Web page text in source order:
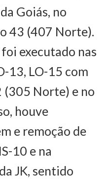
Goiás, no
43 (407 Norte).
executado nas
13, LO-15 com
(305 Norte) e no
houve
e remoção de
10 e na
JK, sentido